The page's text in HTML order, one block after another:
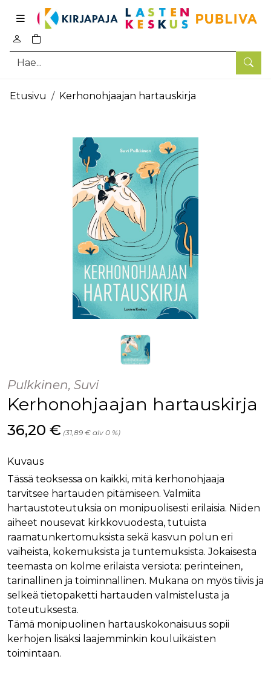
Hae
0
tuotetta ostoskorissa
Pääsisältö
Etusivu Kerhonohjaajan hartauskirja
Pulkkinen, Suvi
Kerhonohjaajan hartauskirja
Hinta nyt
36,20 € (31,89 € alv 0 %)
Kuvaus
Tässä teoksessa on kaikki, mitä kerhonohjaaja
tarvitsee hartauden pitämiseen. Valmiita
hartaustoteutuksia on monipuolisesti erilaisia. Niiden
aiheet nousevat kirkkovuodesta, tutuista
raamatunkertomuksista sekä kasvun polun eri
vaiheista, kokemuksista ja tuntemuksista. Jokaisesta
teemasta on kolme erilaista versiota: perinteinen,
tarinallinen ja toiminnallinen. Mukana on myös tiivis ja
selkeä tietopaketti hartauden valmistelusta ja
toteutuksesta.
Tämä monipuolinen hartauskokonaisuus sopii
kerhojen lisäksi laajemminkin kouluikäisten
toimintaan.